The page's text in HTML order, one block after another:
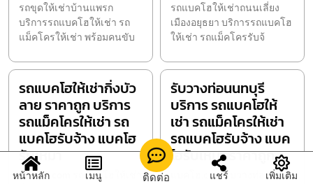
รถขุดให้เช่าบ้านแพรก
บริการรถแบคโฮให้เช่า รถ
แม็คโครให้เช่า พร้อมคนขับ
รถแบคโฮให้เช่าถนนเลี่ยง
เมืองอยุธยา บริการรถแบคโฮ
ให้เช่า รถแม็คโครรับจ้
รถแบคโฮให้เช่ากิ่งบัว
ลาย ราคาถูก บริการ
รถแม็คโครให้เช่า รถ
แบคโฮรับจ้าง แบคโฮ
รับเหมา
แบคโฮ.com รถแบคโฮให้เช่า
รับวางท่อนนทบุรี
บริการ รถแบคโฮให้
เช่า รถแม็คโครให้เช่า
รถแบคโฮรับจ้าง แบค
โฮรับเหมา ราคาถูก
แบคโฮ.com รับวางท่อนนท
หน้าหลัก เมนู ติดต่อ แชร์ เพิ่มเติม